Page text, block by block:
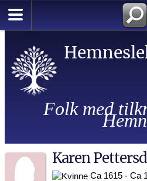
Folk med
Karen
Ca 1615 - Ca